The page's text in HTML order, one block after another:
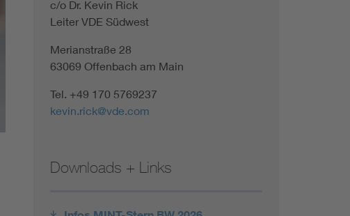
c/o Dr. Kevin Rick
Leiter VDE Südwest
Merianstraße 28
63069 Offenbach am Main
Tel. +49 170 5769237
kevin.rick@vde.com
Downloads + Links